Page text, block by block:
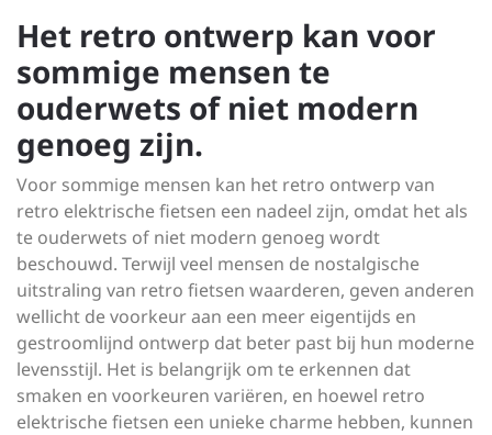
Het retro ontwerp kan voor
sommige mensen te
ouderwets of niet modern
genoeg zijn.
Voor sommige mensen kan het retro ontwerp van
retro elektrische fietsen een nadeel zijn, omdat het als
te ouderwets of niet modern genoeg wordt
beschouwd. Terwijl veel mensen de nostalgische
uitstraling van retro fietsen waarderen, geven anderen
wellicht de voorkeur aan een meer eigentijds en
gestroomlijnd ontwerp dat beter past bij hun moderne
levensstijl. Het is belangrijk om te erkennen dat
smaken en voorkeuren variëren, en hoewel retro
elektrische fietsen een unieke charme hebben, kunnen